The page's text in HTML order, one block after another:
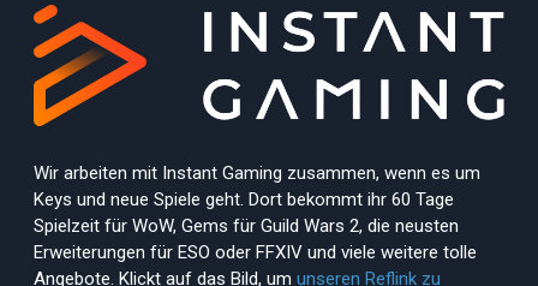
Wir arbeiten mit Instant Gaming zusammen, wenn es um
Keys und neue Spiele geht. Dort bekommt ihr 60 Tage
Spielzeit für WoW, Gems für Guild Wars 2, die neusten
Erweiterungen für ESO oder FFXIV und viele weitere tolle
Angebote. Klickt auf das Bild, um unseren Reflink zu